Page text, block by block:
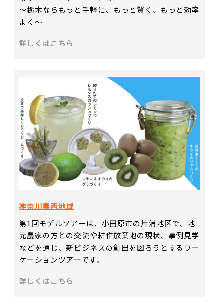
～栃木ならもっと手軽に、もっと賢く、もっと効率
よく～
詳しくはこちら
神奈川県西地域
第1回モデルツアーは、小田原市の片浦地区で、地
元農家の方との交流や耕作放棄地の現状、事例見学
などを通じ、新ビジネスの創出を図ろうとするワー
ケーションツアーです。
詳しくはこちら